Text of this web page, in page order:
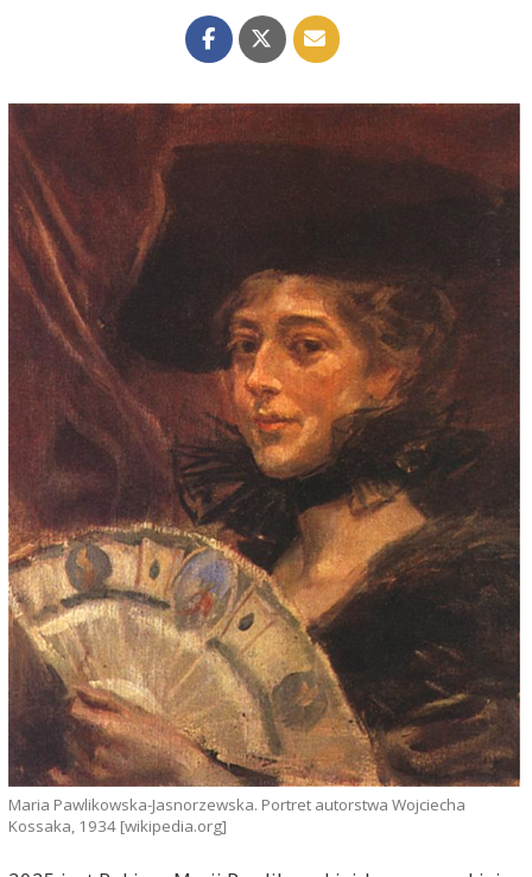
Maria Pawlikowska-Jasnorzewska. Portret autorstwa Wojciecha
Kossaka, 1934 [wikipedia.org]